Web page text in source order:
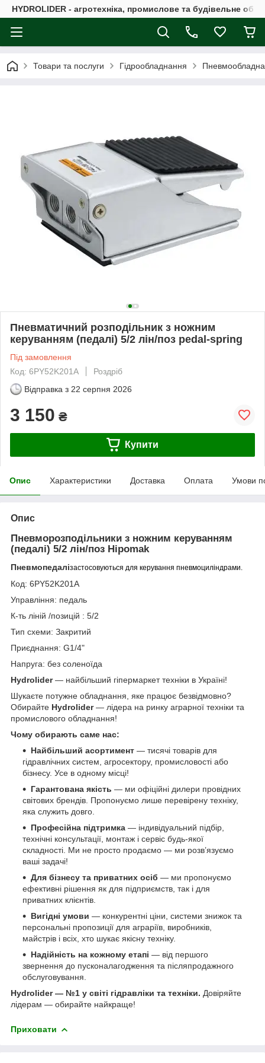
HYDROLIDER - агротехніка, промислове та будівельне
Товари та послуги Гідрообладнання
Пневматичний розподільник з ножним
керуванням (педалі) 5/2 лін/поз pedal-spring
Під замовлення
Код: 6PY52K201A
Роздріб
Відправка з 22 серпня 2026
3 150 ₴
Купити
Опис Характеристики Доставка Оплата Умови
Опис
Пневморозподільники з ножним керуванням
(педалі) 5/2 лін/поз Hipomak
Пневмопедалізастосовуються для керування пневмоциліндрами.
Код: 6PY52K201A
Управління: педаль
К-ть ліній /позицій : 5/2
Тип схеми: Закритий
Приєднання: G1/4"
Напруга: без соленоїда
Hydrolider— найбільший гіпермаркет техніки в Україні!
Шукаєте потужне обладнання, яке працює безвідмовно?
Обирайте Hydrolider— лідера на ринку аграрної техніки та
промислового обладнання!
Чому обирають саме нас:
Найбільший асортимент — тисячі товарів для
гідравлічних систем, агросектору, промисловості або
бізнесу. Усе в одному місці!
Гарантована якість — ми офіційні дилери провідних
світових брендів. Пропонуємо лише перевірену техніку,
яка служить довго.
Професійна підтримка — індивідуальний підбір,
технічні консультації, монтаж і сервіс будь-якої
складності. Ми не просто продаємо — ми розв’язуємо
ваші задачі!
Для бізнесу та приватних осіб — ми пропонуємо
ефективні рішення як для підприємств, так і для
приватних клієнтів.
Вигідні умови — конкурентні ціни, системи знижок та
персональні пропозиції для аграріїв, виробників,
майстрів і всіх, хто шукає якісну техніку.
Надійність на кожному етапі — від першого
звернення до пусконалагодження та післяпродажного
обслуговування.
Hydrolider — №1 у світі гідравліки та техніки. Довіряйте
лідерам — обирайте найкраще!
Приховати